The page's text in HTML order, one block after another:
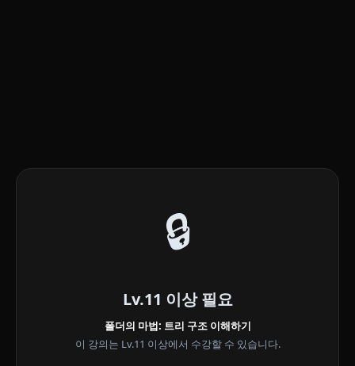
🔒
Lv.11 이상 필요
폴더의 마법: 트리 구조 이해하기
이 강의는 Lv.11 이상에서 수강할 수 있습니다.